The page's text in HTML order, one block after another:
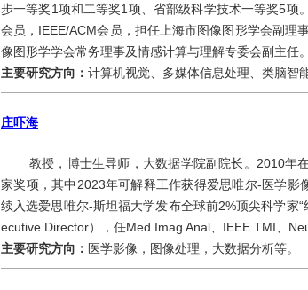
步一等奖1项和二等奖1项、省部级科学技术一等奖5项
会员，IEEE/ACM会员，担任上海市图像图形学会副理
像图形学学会常务理事及情感计算与理解专委会副主任。
主要研究方向： 计算机视觉、多媒体信息处理、类脑智
庄吓海
教授，博士生导师，大数据学院副院长。2010年
家奖项，其中2023年可解释工作获得爱思唯尔-医学
续入选爱思唯尔-斯坦福大学发布全球前2%顶尖科学家
ecutive Director），任Med Imag Anal、IEEE TMI、
主要研究方向： 医学影像，图像处理，大数据分析等。